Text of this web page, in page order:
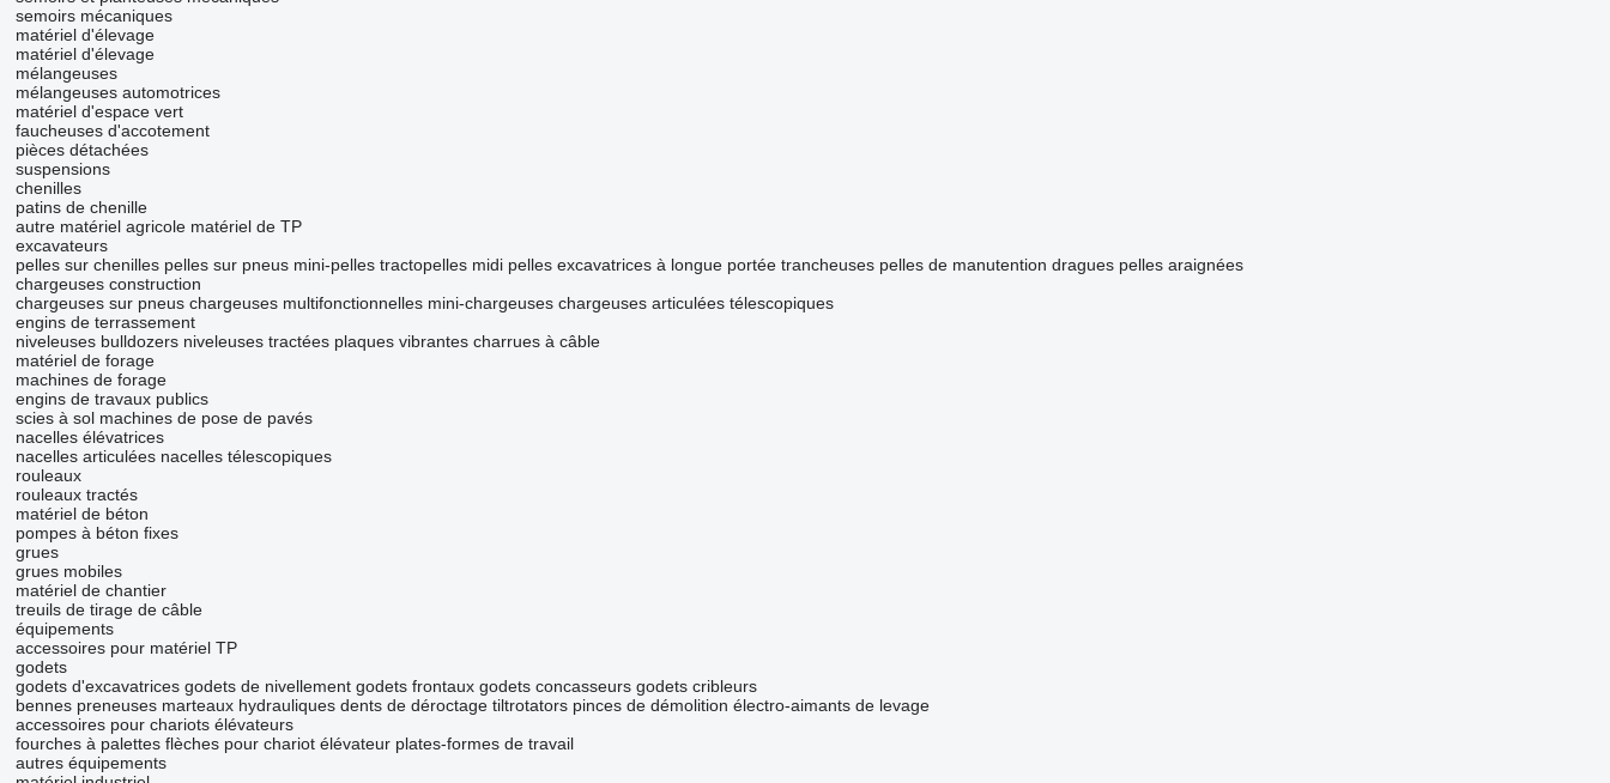
semoirs mécaniques
matériel d'élevage
matériel d'élevage
mélangeuses
mélangeuses automotrices
matériel d'espace vert
faucheuses d'accotement
pièces détachées
suspensions
chenilles
patins de chenille
autre matériel agricole matériel de TP
excavateurs
pelles sur chenilles pelles sur pneus mini-pelles tractopelles midi pelles excavatrices à longue portée trancheuses pelles de manutention dragues pelles araignées
chargeuses construction
chargeuses sur pneus chargeuses multifonctionnelles mini-chargeuses chargeuses articulées télescopiques
engins de terrassement
niveleuses bulldozers niveleuses tractées plaques vibrantes charrues à câble
matériel de forage
machines de forage
engins de travaux publics
scies à sol machines de pose de pavés
nacelles élévatrices
nacelles articulées nacelles télescopiques
rouleaux
rouleaux tractés
matériel de béton
pompes à béton fixes
grues
grues mobiles
matériel de chantier
treuils de tirage de câble
équipements
accessoires pour matériel TP
godets
godets d'excavatrices godets de nivellement godets frontaux godets concasseurs godets cribleurs
bennes preneuses marteaux hydrauliques dents de déroctage tiltrotators pinces de démolition électro-aimants de levage
accessoires pour chariots élévateurs
fourches à palettes flèches pour chariot élévateur plates-formes de travail
autres équipements